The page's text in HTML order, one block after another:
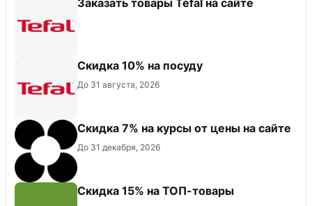
Скидка 10% на посуду
До 31 августа, 2026
Скидка 7% на курсы от цены на сайте
До 31 декабря, 2026
Скидка 15% на ТОП-товары